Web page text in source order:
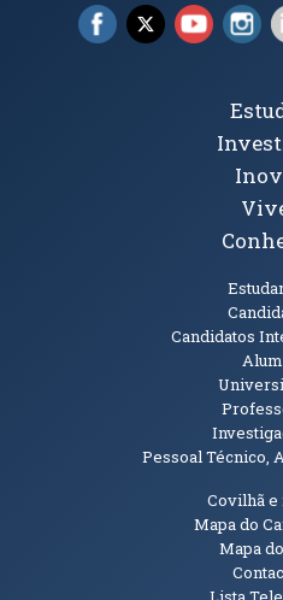
Facebook (abre em
X (abre em
Tópicos
Candidatos
Pessoal Técnico,
InformaçõesCovilhã e
Mapa do
Mapa